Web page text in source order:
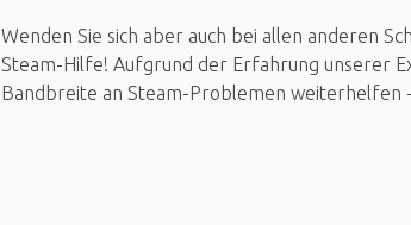
Wenden Sie sich aber auch bei allen anderen
Steam-Hilfe! Aufgrund der Erfahrung unserer
Bandbreite an Steam-Problemen weiterhelfen